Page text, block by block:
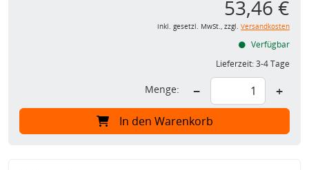
53,46 €
inkl. gesetzl. MwSt., zzgl. Versandkosten
Verfügbar
Lieferzeit:3-4 Tage
Menge: − +
In den Warenkorb